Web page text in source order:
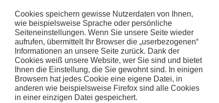
Cookies speichern gewisse Nutzerdaten von Ihnen,
wie beispielsweise Sprache oder persönliche
Seiteneinstellungen. Wenn Sie unsere Seite wieder
aufrufen, übermittelt Ihr Browser die „userbezogenen“
Informationen an unsere Seite zurück. Dank der
Cookies weiß unsere Website, wer Sie sind und bietet
Ihnen die Einstellung, die Sie gewohnt sind. In einigen
Browsern hat jedes Cookie eine eigene Datei, in
anderen wie beispielsweise Firefox sind alle Cookies
in einer einzigen Datei gespeichert.